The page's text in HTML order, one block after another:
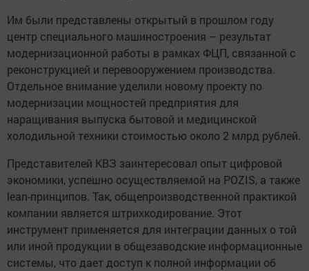
Им были представлены открытый в прошлом году
центр специального машиностроения – результат
модернизационной работы в рамках ФЦП, связанной с
реконструкцией и перевооружением производства.
Отдельное внимание уделили новому проекту по
модернизации мощностей предприятия для
наращивания выпуска бытовой и медицинской
холодильной техники стоимостью около 2 млрд рублей.
Представителей КВЗ заинтересовал опыт цифровой
экономики, успешно осуществляемой на POZIS, а также
lean-принципов. Так, общепроизводственной практикой
компании является штрихкодирование. Этот
инструмент применяется для интеграции данных о той
или иной продукции в общезаводские информационные
системы, что дает доступ к полной информации об